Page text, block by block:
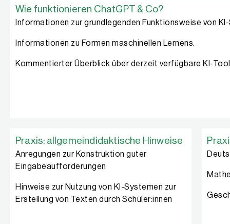
Wie funktionieren ChatGPT & Co?
Informationen zur grundlegenden Funktionsweise von
Informationen zu Formen maschinellen Lernens.
Kommentierter Überblick über derzeit verfügbare KI-
Praxis: allgemeindidaktische Hinweise
Anregungen zur Konstruktion guter
Eingabeaufforderungen
Hinweise zur Nutzung von KI-Systemen zur
Erstellung von Texten durch Schüler:innen